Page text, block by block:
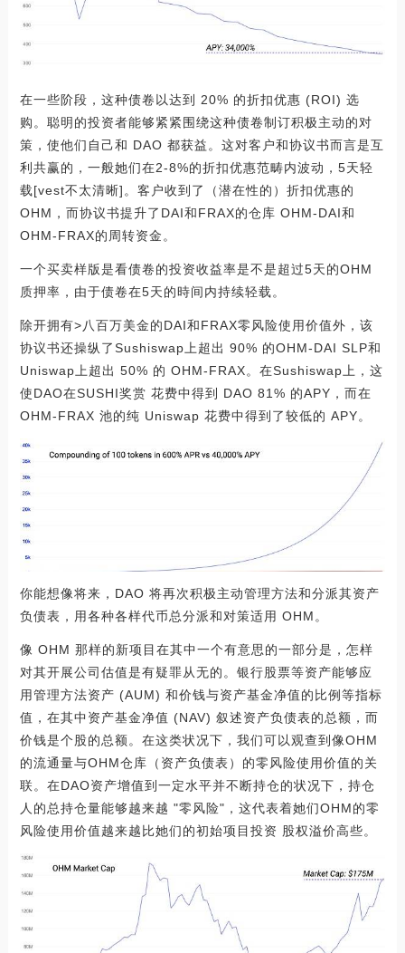
在一些阶段，这种债卷以达到 20% 的折扣优惠 (ROI) 选
购。聪明的投资者能够紧紧围绕这种债卷制订积极主动的对
策，使他们自己和 DAO 都获益。这对客户和协议书而言是互
利共赢的，一般她们在2-8%的折扣优惠范畴内波动，5天轻
载[vest不太清晰]。客户收到了（潜在性的）折扣优惠的
OHM，而协议书提升了DAI和FRAX的仓库 OHM-DAI和
OHM-FRAX的周转资金。
一个买卖样版是看债卷的投资收益率是不是超过5天的OHM
质押率，由于债卷在5天的時间内持续轻载。
除开拥有>八百万美金的DAI和FRAX零风险使用价值外，该
协议书还操纵了Sushiswap上超出 90% 的OHM-DAI SLP和
Uniswap上超出 50% 的 OHM-FRAX。在Sushiswap上，这
使DAO在SUSHI奖赏 花费中得到 DAO 81% 的APY，而在
OHM-FRAX 池的纯 Uniswap 花费中得到了较低的 APY。
你能想像将来，DAO 将再次积极主动管理方法和分派其资产
负债表，用各种各样代币总分派和对策适用 OHM。
像 OHM 那样的新项目在其中一个有意思的一部分是，怎样
对其开展公司估值是有疑罪从无的。银行股票等资产能够应
用管理方法资产 (AUM) 和价钱与资产基金净值的比例等指标
值，在其中资产基金净值 (NAV) 叙述资产负债表的总额，而
价钱是个股的总额。在这类状况下，我们可以观查到像OHM
的流通量与OHM仓库（资产负债表）的零风险使用价值的关
联。在DAO资产增值到一定水平并不断持仓的状况下，持仓
人的总持仓量能够越来越 "零风险"，这代表着她们OHM的零
风险使用价值越来越比她们的初始项目投资 股权溢价高些。